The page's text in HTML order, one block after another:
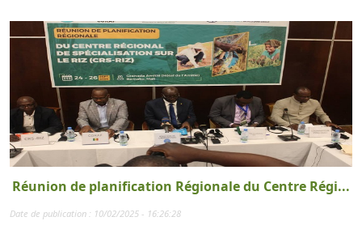
Réunion de planification Régionale du Centre Régi...
Date de publication : 10/02/2025 - 16:26:28